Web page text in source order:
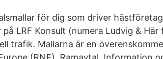
för dig som driver
LRF Konsult (numera Ludvig & Här
trafik. Mallarna är en